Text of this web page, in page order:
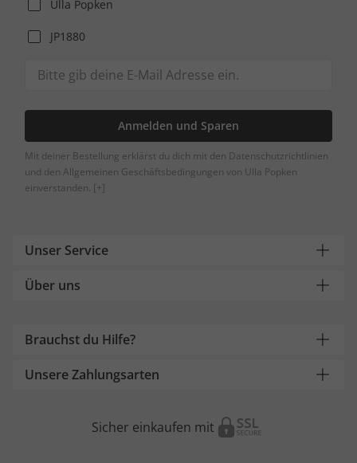
Ulla Popken
JP1880
Anmelden und Sparen
Mit deiner Bestellung erklärst du dich mit den Datenschutzrichtlinien
und den Allgemeinen Geschäftsbedingungen von Ulla Popken
einverstanden. [+]
Unser Service
Über uns
Brauchst du Hilfe?
Unsere Zahlungsarten
Sicher einkaufen mit